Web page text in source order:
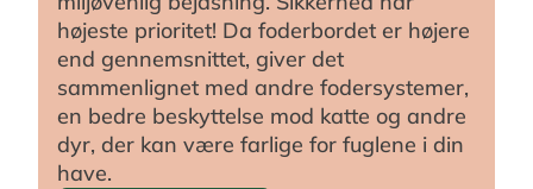
højeste prioritet! Da foderbordet er højere
end gennemsnittet, giver det
sammenlignet med andre fodersystemer,
en bedre beskyttelse mod katte og andre
dyr, der kan være farlige for fuglene i din
have.